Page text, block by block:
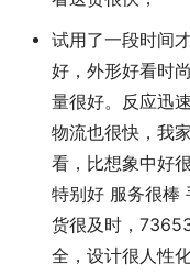
试用了一段时间
好，外形好看时
量很好。反应迅
物流也很快，我
看，比想象中好
特别好 服务很棒
货很及时，
全，设计很人性